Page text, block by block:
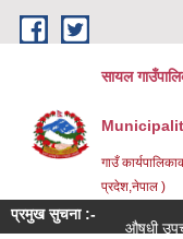
Skip to main content
सायल
गाउँ
प्रदेश,नेपाल )
प्रमुख सुचना :-
औषधी